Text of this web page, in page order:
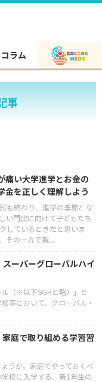
コラム
事
痛い大学進学とお金の
金を正しく理解しよう
も終わり、進学の季節とな
い門出に向けて子どもたち
しているときだと思いま
その一方で親...
ーパーグローバルハイ
ル（※以下SGHと略）」と
等において、グローバル・
庭で取り組める学習習
うか。家庭でやっておくべ
校に入学する、新1年生の